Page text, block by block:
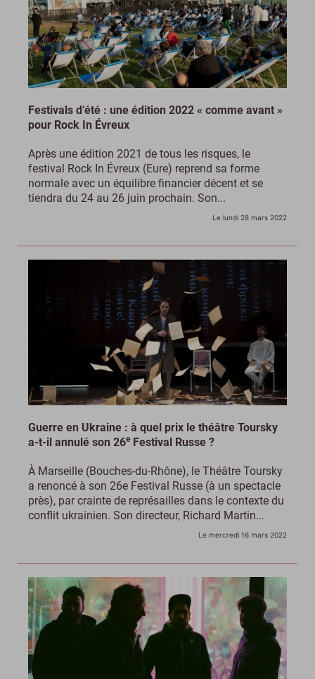
Festivals d’été : une édition 2022 « comme avant »
pour Rock In Évreux
Après une édition 2021 de tous les risques, le
festival Rock In Évreux (Eure) reprend sa forme
normale avec un équilibre financier décent et se
tiendra du 24 au 26 juin prochain. Son...
Le lundi 28 mars 2022
Guerre en Ukraine : à quel prix le théâtre Toursky
a-t-il annulé son 26e Festival Russe ?
À Marseille (Bouches-du-Rhône), le Théâtre Toursky
a renoncé à son 26e Festival Russe (à un spectacle
près), par crainte de représailles dans le contexte du
conflit ukrainien. Son directeur, Richard Martin...
Le mercredi 16 mars 2022